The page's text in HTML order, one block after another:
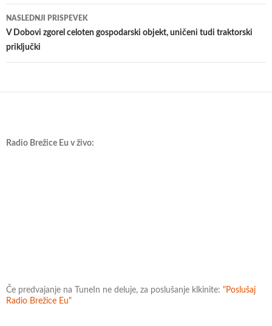
prispevkih
NASLEDNJI PRISPEVEK
V Dobovi zgorel celoten gospodarski objekt, uničeni tudi traktorski
priključki
Radio Brežice Eu v živo:
Če predvajanje na TuneIn ne deluje, za poslušanje klkinite: "Poslušaj
Radio Brežice Eu"